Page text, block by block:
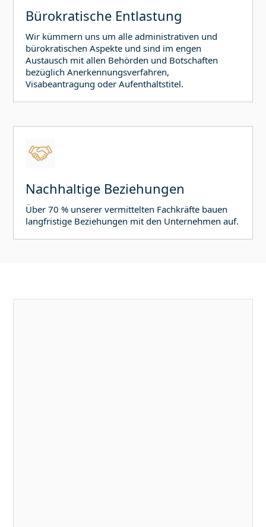
Bürokratische Entlastung
Wir kümmern uns um alle administrativen und
bürokratischen Aspekte und sind im engen
Austausch mit allen Behörden und Botschaften
bezüglich Anerkennungsverfahren,
Visabeantragung oder Aufenthaltstitel.
Nachhaltige Beziehungen
Über 70 % unserer vermittelten Fachkräfte bauen
langfristige Beziehungen mit den Unternehmen auf.